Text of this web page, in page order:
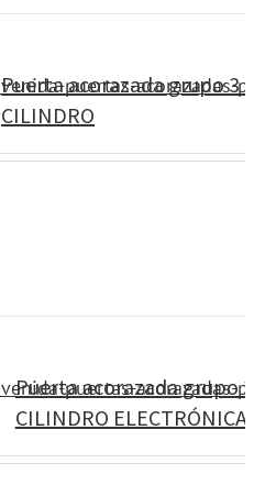
Puerta acorazada grupo 3
CILINDRO
Puerta acorazada grupo
CILINDRO ELECTRÓNICA